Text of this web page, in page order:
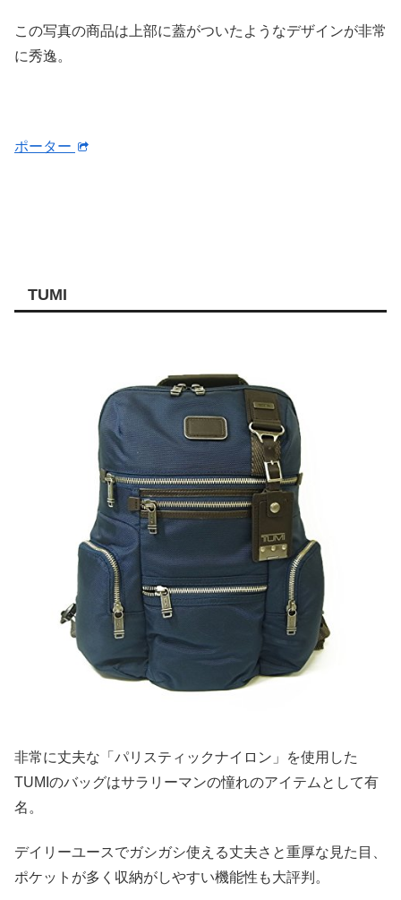
この写真の商品は上部に蓋がついたようなデザインが非常
に秀逸。
ポーター
TUMI
非常に丈夫な「パリスティックナイロン」を使用した
TUMIのバッグはサラリーマンの憧れのアイテムとして有
名。
デイリーユースでガシガシ使える丈夫さと重厚な見た目、
ポケットが多く収納がしやすい機能性も大評判。